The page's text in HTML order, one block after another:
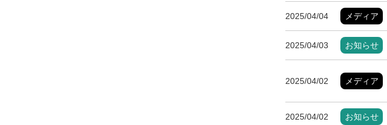
2025/04/04 メディア
2025/04/03 お知らせ
2025/04/02 メディア
2025/04/02 お知らせ